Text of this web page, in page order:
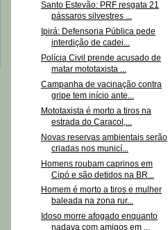
Santo Estevão: PRF resgata 21
pássaros silvestres ...
Ipirá: Defensoria Pública pede
interdição de cadei...
Polícia Civil prende acusado de
matar mototaxista ...
Campanha de vacinação contra
gripe tem início ante...
Mototaxista é morto a tiros na
estrada do Caracol,...
Novas reservas ambientais serão
criadas nos municí...
Homens roubam caprinos em
Cipó e são detidos na BR...
Homem é morto a tiros e mulher
baleada na zona rur...
Idoso morre afogado enquanto
nadava com amigos em ...